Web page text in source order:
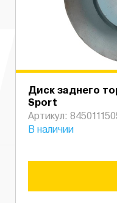
Диск заднего
Sport
Артикул:
В наличии